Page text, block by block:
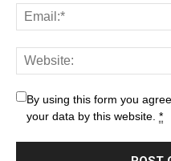
By using this form you
your data by this website. *